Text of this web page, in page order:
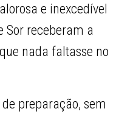
e inexcedível
Sor receberam a
nada faltasse no
preparação, sem